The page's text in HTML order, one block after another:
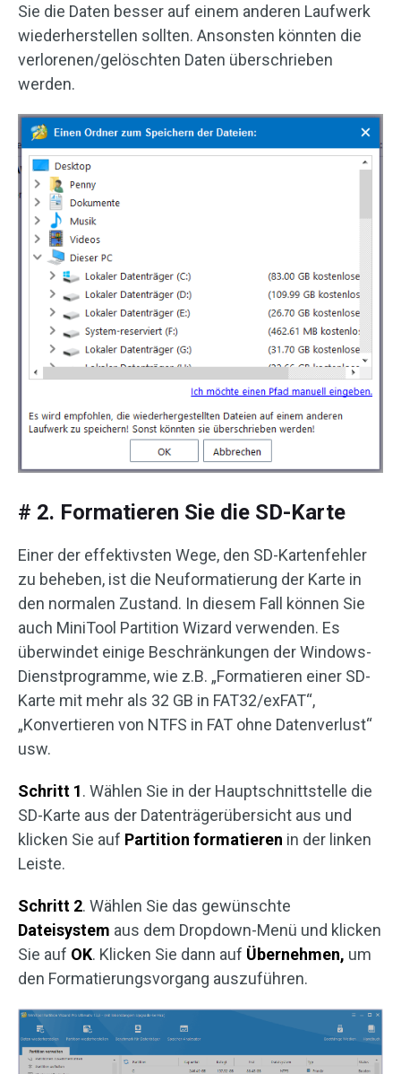
Sie die Daten besser auf einem anderen Laufwerk
wiederherstellen sollten. Ansonsten könnten die
verlorenen/gelöschten Daten überschrieben
werden.
# 2. Formatieren Sie die SD-Karte
Einer der effektivsten Wege, den SD-Kartenfehler
zu beheben, ist die Neuformatierung der Karte in
den normalen Zustand. In diesem Fall können Sie
auch MiniTool Partition Wizard verwenden. Es
überwindet einige Beschränkungen der Windows-
Dienstprogramme, wie z.B. „Formatieren einer SD-
Karte mit mehr als 32 GB in FAT32/exFAT“,
„Konvertieren von NTFS in FAT ohne Datenverlust“
usw.
Schritt 1. Wählen Sie in der Hauptschnittstelle die
SD-Karte aus der Datenträgerübersicht aus und
klicken Sie auf Partition formatieren in der linken
Leiste.
Schritt 2. Wählen Sie das gewünschte
Dateisystem aus dem Dropdown-Menü und klicken
Sie auf OK. Klicken Sie dann auf Übernehmen, um
den Formatierungsvorgang auszuführen.